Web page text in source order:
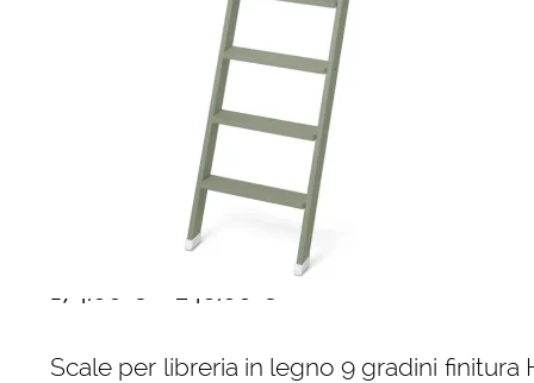
Cerniere freni per porte
Articoli per la casa
Scale per libreria in legno 9
174,00 € 246,00 €
Scale per libreria in legno 9 gradini